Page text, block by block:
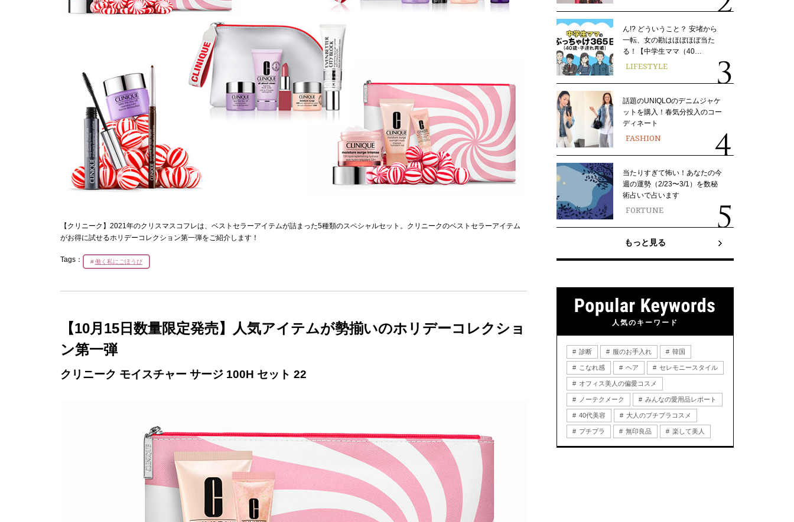
【クリニーク】2021年のクリスマスコフレは、ベストセラーアイテムが詰まった5種類のスペシャルセット。クリニークのベストセラーアイテム
がお得に試せるホリデーコレクション第一弾をご紹介します！
Tags： 働く私にごほうび
【10月15日数量限定発売】人気アイテムが勢揃いのホリデーコレクショ
ン第一弾
クリニーク モイスチャー サージ 100H セット 22
ん!? どういうこと？ 安堵から
一転、女の勘はほぼほぼ当た
る！【中学生ママ（40…
LIFESTYLE
話題のUNIQLOのデニムジャケ
ットを購入！春気分投入のコー
ディネート
FASHION
当たりすぎて怖い！あなたの今
週の運勢（2/23〜3/1）を数秘
術占いで占います
FORTUNE
もっと見る
人気のキーワード
診断 服のお手入れ 韓国
こなれ感 ヘア セレモニースタイル
オフィス美人の偏愛コスメ
ノーテクメーク みんなの愛用品レポート
40代美容 大人のプチプラコスメ
プチプラ 無印良品 楽して美人